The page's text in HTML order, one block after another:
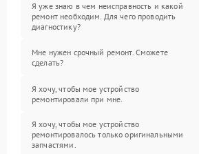
Я уже знаю в чем неисправность и какой
ремонт необходим. Для чего проводить
диагностику?
Мне нужен срочный ремонт. Сможете
сделать?
Я хочу, чтобы мое устройство
ремонтировали при мне.
Я хочу, чтобы мое устройство
ремонтировалось только оригинальными
запчастями.